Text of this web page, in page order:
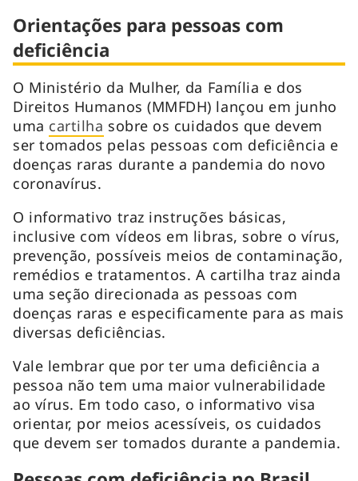
Orientações para pessoas com
deficiência
O Ministério da Mulher, da Família e dos
Direitos Humanos (MMFDH) lançou em junho
uma cartilha sobre os cuidados que devem
ser tomados pelas pessoas com deficiência e
doenças raras durante a pandemia do novo
coronavírus.
O informativo traz instruções básicas,
inclusive com vídeos em libras, sobre o vírus,
prevenção, possíveis meios de contaminação,
remédios e tratamentos. A cartilha traz ainda
uma seção direcionada as pessoas com
doenças raras e especificamente para as mais
diversas deficiências.
Vale lembrar que por ter uma deficiência a
pessoa não tem uma maior vulnerabilidade
ao vírus. Em todo caso, o informativo visa
orientar, por meios acessíveis, os cuidados
que devem ser tomados durante a pandemia.